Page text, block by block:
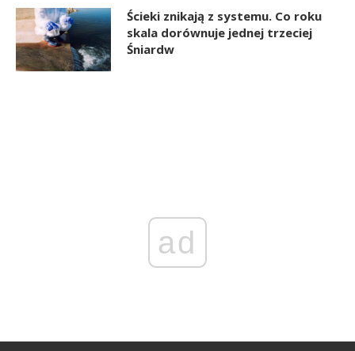
Ścieki znikają z systemu. Co roku
skala dorównuje jednej trzeciej
Śniardw
ad